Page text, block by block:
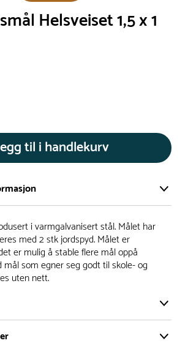
Helsveiset 1,5 x 1
til i handlekurv
lekeapparat produseres på bestilling.
vil være 8+ uker.
leveringstid påregnes.
produkter merket ‘Rask Levering’.
normalt sett er bestillingsvarer,
i varmgalvanisert stål. Målet har
med 2 stk jordspyd. Målet er
er mulig å stable flere mål oppå
mål som egner seg godt til skole- og
uten nett.